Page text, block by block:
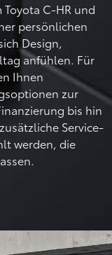
C-HR und
persönlichen
Design,
anfühlen. Für
Ihnen
zur
bis hin
Service-
werden, die